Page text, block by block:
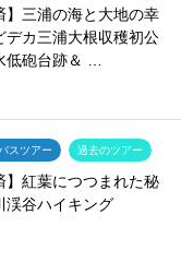
】三浦の海と大地の幸
デカ三浦大根収穫初公
低砲台跡＆ …
スツアー 過去のツアー
】紅葉につつまれた秘
渓谷ハイキング